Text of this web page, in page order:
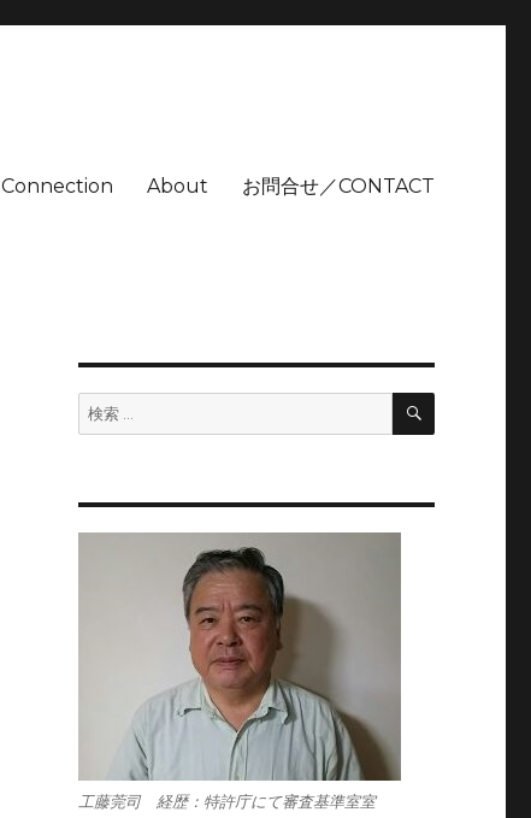
Connection About お問合せ／CONTACT
検
索:
検
工藤莞司 経歴：特許庁にて審査基準室室